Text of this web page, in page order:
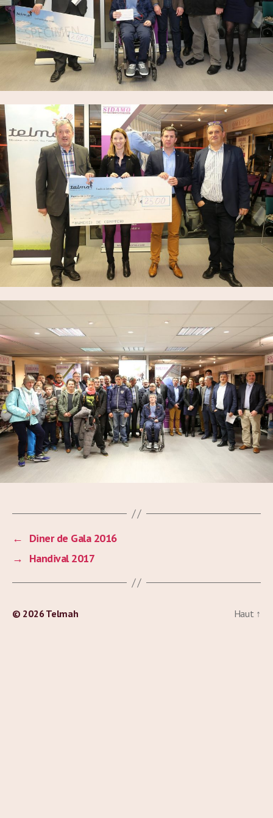
←
Diner de Gala 2016
→
Handival 2017
© 2026 Telmah Haut ↑